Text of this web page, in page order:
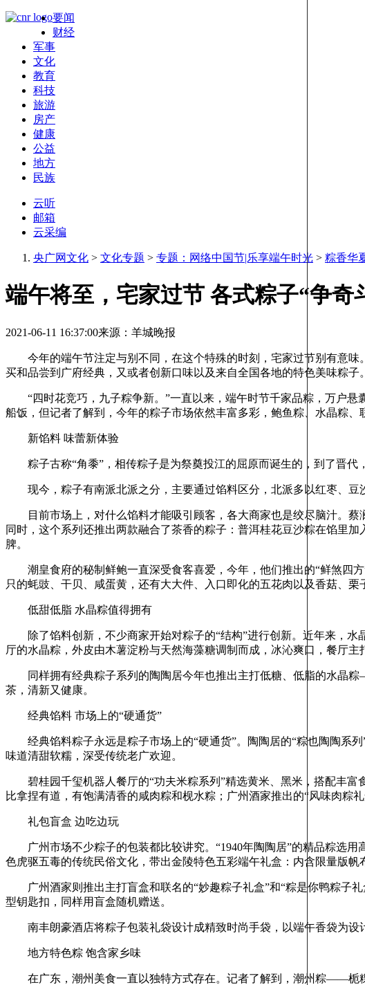
要闻
财经
军事
文化
教育
科技
旅游
房产
健康
公益
地方
民族
云听
邮箱
云采编
央广网文化 > 文化专题 > 专题：网络中国节|乐享端午时光 > 粽香华
端午将至，宅家过节 各式粽子“争奇
2021-06-11 16:37:00来源：羊城晚报
今年的端午节注定与别不同，在这个特殊的时刻，宅家过节别有意味
买和品尝到广府经典，又或者创新口味以及来自全国各地的特色美味粽子。
“四时花竞巧，九子粽争新。”一直以来，端午时节千家品粽，万户悬
船饭，但记者了解到，今年的粽子市场依然丰富多彩，鲍鱼粽、水晶粽
新馅料 味蕾新体验
粽子古称“角黍”，相传粽子是为祭奠投江的屈原而诞生的，到了晋代
现今，粽子有南派北派之分，主要通过馅料区分，北派多以红枣、豆
目前市场上，对什么馅料才能吸引顾客，各大商家也是绞尽脑汁。蔡
同时，这个系列还推出两款融合了茶香的粽子：普洱桂花豆沙粽在馅里
脾。
潮皇食府的秘制鲜鲍一直深受食客喜爱，今年，他们推出的“鲜煞四
只的蚝豉、干贝、咸蛋黄，还有大大件、入口即化的五花肉以及香菇、
低甜低脂 水晶粽值得拥有
除了馅料创新，不少商家开始对粽子的“结构”进行创新。近年来，水
厅的水晶粽，外皮由木薯淀粉与天然海藻糖调制而成，冰沁爽口，餐厅主
同样拥有经典粽子系列的陶陶居今年也推出主打低糖、低脂的水晶粽
茶，清新又健康。
经典馅料 市场上的“硬通货”
经典馅料粽子永远是粽子市场上的“硬通货”。陶陶居的“粽也陶陶系
味道清甜软糯，深受传统老广欢迎。
碧桂园千玺机器人餐厅的“功夫米粽系列”精选黄米、黑米，搭配丰富
比拿捏有道，有饱满清香的咸肉粽和枧水粽；广州酒家推出的“风味肉粽
礼包盲盒 边吃边玩
广州市场不少粽子的包装都比较讲究。“1940年陶陶居”的精品粽选用
色虎驱五毒的传统民俗文化，带出金陵特色五彩端午礼盒：内含限量版
广州酒家则推出主打盲盒和联名的“妙趣粽子礼盒”和“粽是你鸭粽子礼
型钥匙扣，同样用盲盒随机赠送。
南丰朗豪酒店将粽子包装礼袋设计成精致时尚手袋，以端午香袋为设
地方特色粽 饱含家乡味
在广东，潮州美食一直以独特方式存在。记者了解到，潮州粽——栀粿